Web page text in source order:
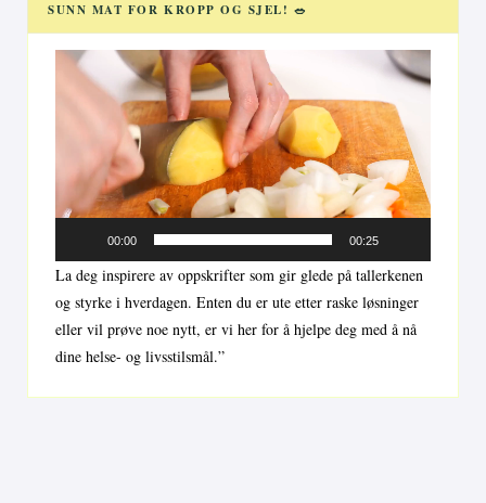
SUNN MAT FOR KROPP OG SJEL! 🥗
Videoavspiller
00:00 00:25
La deg inspirere av oppskrifter som gir glede på tallerkenen
og styrke i hverdagen. Enten du er ute etter raske løsninger
eller vil prøve noe nytt, er vi her for å hjelpe deg med å nå
dine helse- og livsstilsmål.”